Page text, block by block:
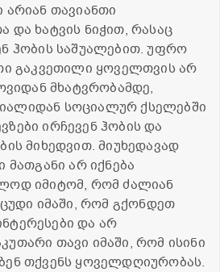
არიან თავიანთი
და ხატვის ნიჭით, რასაც
ჰობის საშუალებით. უფრო
გაკვეთილი ყოველთვის არ
მხატვრობამდე,
სოციალურ ქსელებში
ირჩევენ ჰობის და
მიხედვით. მიუხედავად
არ იქნება
იმიტომ, რომ ძალიან
იმაში, რომ გქონდეთ
და არ
თავი იმაში, რომ ისინი
თქვენს ყოველდღიურობას.